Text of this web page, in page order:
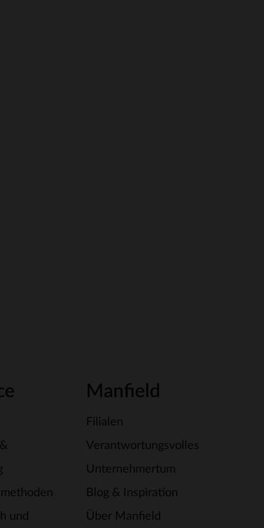
und
Manfield
Filialen
Verantwortungsvolles
Unternehmertum
Blog & Inspiration
Über Manfield